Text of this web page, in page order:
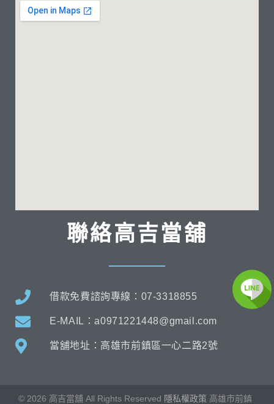
聯絡高吉當舖
借款免費諮詢專線：07-3318855
E-MAIL：a0971221448@gmail.com
當舖地址：高雄市前鎮區一心二路2號
© 2026 高吉當舖 All Rights Reserved 隱私權政策 高雄市前鎮